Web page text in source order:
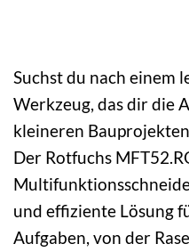
Suchst du nach einem
Werkzeug, das dir die
kleineren
Der Rotfuchs
und effiziente Lösung
Aufgaben, von der